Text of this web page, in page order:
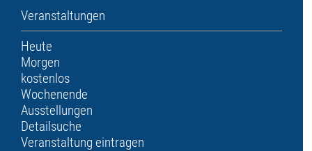
Veranstaltungen
Heute
Morgen
kostenlos
Wochenende
Ausstellungen
Detailsuche
Veranstaltung eintragen